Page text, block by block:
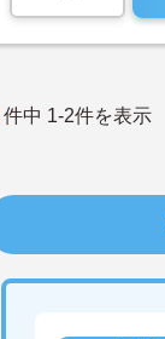
件中 1-2件を表示